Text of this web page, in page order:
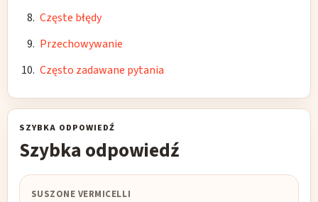
Częste błędy
Przechowywanie
Często zadawane pytania
SZYBKA ODPOWIEDŹ
Szybka odpowiedź
SUSZONE VERMICELLI